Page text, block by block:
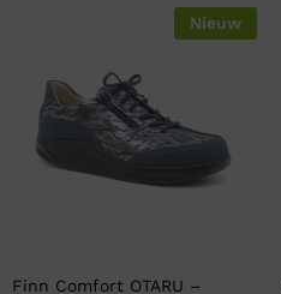
Nieuw
Finn Comfort OTARU –